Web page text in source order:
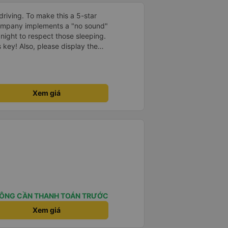
To make this a 5-star
implements a "no sound"
to respect those sleeping.
key! Also, please display the
cabin for convenience. I
quy định rõ ràng về việc giữ im
vào ban đêm để tránh làm
Xem giá
CẦN THANH TOÁN TRƯỚC
Xem giá